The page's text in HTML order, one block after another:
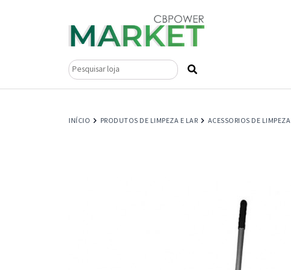
Pesquisar
INÍCIO PRODUTOS DE LIMPEZA E LAR ACESSORIOS DE LIMPEZA